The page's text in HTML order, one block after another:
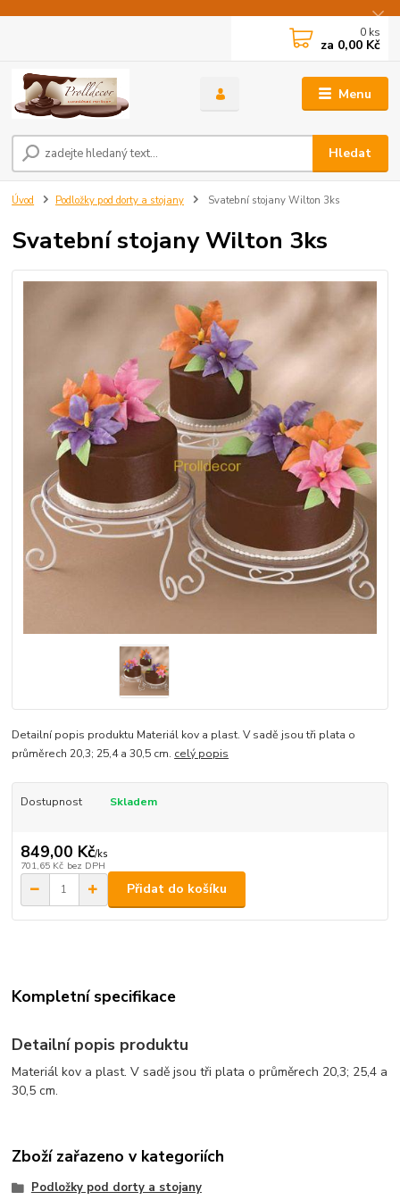
Menu
Hledat
0 ks
za 0,00 Kč
Úvod Podložky pod dorty a stojany Svatební stojany Wilton 3ks
Svatební stojany Wilton 3ks
Detailní popis produktu Materiál kov a plast. V sadě jsou tři plata o
průměrech 20,3; 25,4 a 30,5 cm. celý popis
Dostupnost Skladem
849,00 Kč/ks
701,65 Kč bez DPH
Přidat do košíku
Kompletní specifikace
Detailní popis produktu
Materiál kov a plast. V sadě jsou tři plata o průměrech 20,3; 25,4 a
30,5 cm.
Zboží zařazeno v kategoriích
Podložky pod dorty a stojany